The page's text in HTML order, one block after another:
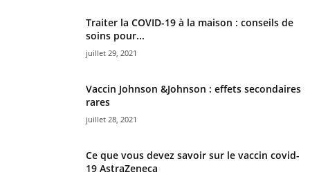
Traiter la COVID-19 à la maison : conseils de
soins pour...
juillet 29, 2021
Vaccin Johnson &Johnson : effets secondaires
rares
juillet 28, 2021
Ce que vous devez savoir sur le vaccin covid-
19 AstraZeneca